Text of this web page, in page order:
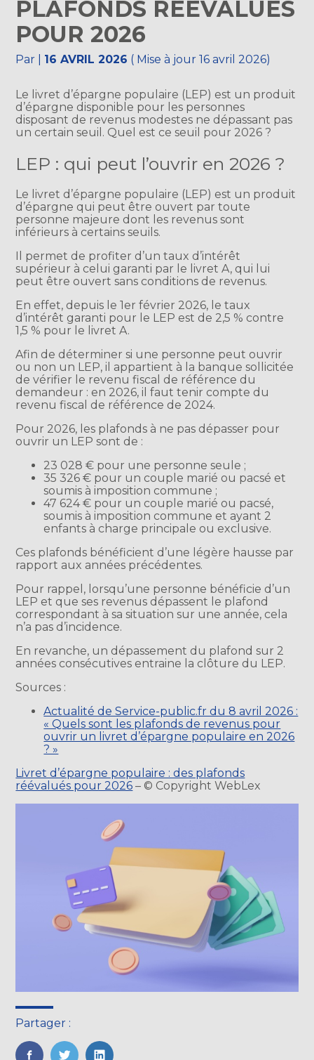
PLAFONDS RÉÉVALUÉS
POUR 2026
Par 16 AVRIL 2026 ( Mise à jour 16 avril 2026)
Le livret d’épargne populaire (LEP) est un produit
d’épargne disponible pour les personnes
disposant de revenus modestes ne dépassant pas
un certain seuil. Quel est ce seuil pour 2026 ?
LEP : qui peut l’ouvrir en 2026 ?
Le livret d’épargne populaire (LEP) est un produit
d’épargne qui peut être ouvert par toute
personne majeure dont les revenus sont
inférieurs à certains seuils.
Il permet de profiter d’un taux d’intérêt
supérieur à celui garanti par le livret A, qui lui
peut être ouvert sans conditions de revenus.
En effet, depuis le 1er février 2026, le taux
d’intérêt garanti pour le LEP est de 2,5 % contre
1,5 % pour le livret A.
Afin de déterminer si une personne peut ouvrir
ou non un LEP, il appartient à la banque sollicitée
de vérifier le revenu fiscal de référence du
demandeur : en 2026, il faut tenir compte du
revenu fiscal de référence de 2024.
Pour 2026, les plafonds à ne pas dépasser pour
ouvrir un LEP sont de :
23 028 € pour une personne seule ;
35 326 € pour un couple marié ou pacsé et
soumis à imposition commune ;
47 624 € pour un couple marié ou pacsé,
soumis à imposition commune et ayant 2
enfants à charge principale ou exclusive.
Ces plafonds bénéficient d’une légère hausse par
rapport aux années précédentes.
Pour rappel, lorsqu’une personne bénéficie d’un
LEP et que ses revenus dépassent le plafond
correspondant à sa situation sur une année, cela
n’a pas d’incidence.
En revanche, un dépassement du plafond sur 2
années consécutives entraine la clôture du LEP.
Sources :
Actualité de Service-public.fr du 8 avril 2026 :
« Quels sont les plafonds de revenus pour
ouvrir un livret d’épargne populaire en 2026
? »
Livret d’épargne populaire : des plafonds
réévalués pour 2026 – © Copyright WebLex
Partager :